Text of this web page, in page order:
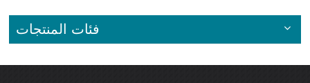
فئات المنتجات